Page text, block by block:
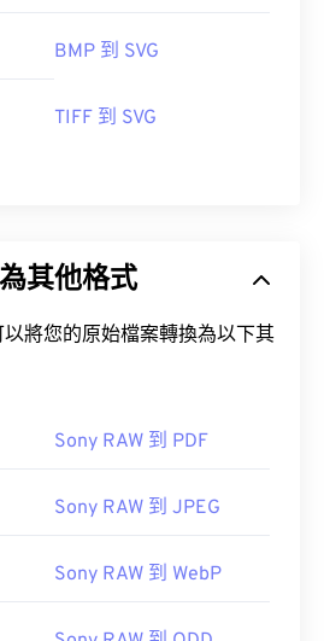
BMP 到 SVG
TIFF 到 SVG
其他格式
將您的原始檔案轉換為以下其
Sony RAW 到 PDF
Sony RAW 到 JPEG
Sony RAW 到 WebP